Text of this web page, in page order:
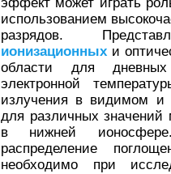
использованием
разрядов.
ионизационных и
области для
электронной
излучения в видимом и
для различных
в нижней ионосфере.
распределение
необходимо при